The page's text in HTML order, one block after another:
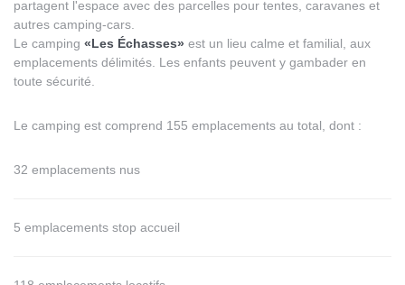
partagent l'espace avec des parcelles pour tentes, caravanes et
autres camping-cars.
Le camping «Les Échasses» est un lieu calme et familial, aux
emplacements délimités. Les enfants peuvent y gambader en
toute sécurité.
Le camping est comprend 155 emplacements au total, dont :
32 emplacements nus
5 emplacements stop accueil